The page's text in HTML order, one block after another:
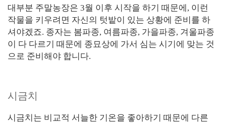
대부분 주말농장은 3월 이후 시작을 하기 때문에, 이런
작물을 키우려면 자신의 텃밭이 있는 상황에 준비를 하
셔야겠죠. 종자는 봄파종, 여름파종, 가을파종, 겨울파종
이 다 다르기 때문에 종묘상에 가서 심는 시기에 맞는 것
으로 준비해야 합니다.
시금치
시금치는 비교적 서늘한 기온을 좋아하기 때문에 다른